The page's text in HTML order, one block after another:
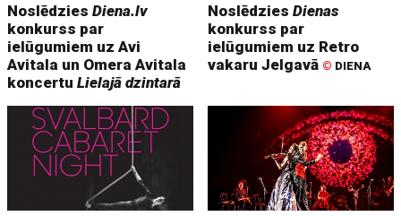
NoslēdziesDiena.lv
konkurss par
ielūgumiem uz Avi
Avitala un Omera Avitala
koncertuLielajā dzintarā
NoslēdziesDienas
konkurss par
ielūgumiem uz Retro
vakaru Jelgavā © DIENA